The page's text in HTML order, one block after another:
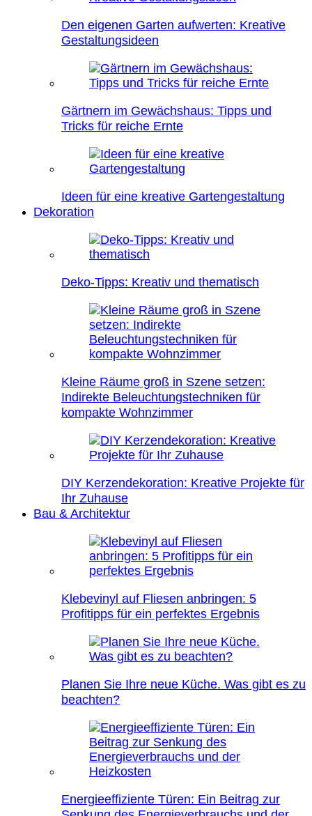
Den eigenen Garten aufwerten: Kreative
Gestaltungsideen
Gärtnern im Gewächshaus: Tipps und
Tricks für reiche Ernte
Ideen für eine kreative Gartengestaltung
Dekoration
Deko-Tipps: Kreativ und thematisch
Kleine Räume groß in Szene setzen:
Indirekte Beleuchtungstechniken für
kompakte Wohnzimmer
DIY Kerzendekoration: Kreative Projekte für
Ihr Zuhause
Bau & Architektur
Klebevinyl auf Fliesen anbringen: 5
Profitipps für ein perfektes Ergebnis
Planen Sie Ihre neue Küche. Was gibt es zu
beachten?
Energieeffiziente Türen: Ein Beitrag zur